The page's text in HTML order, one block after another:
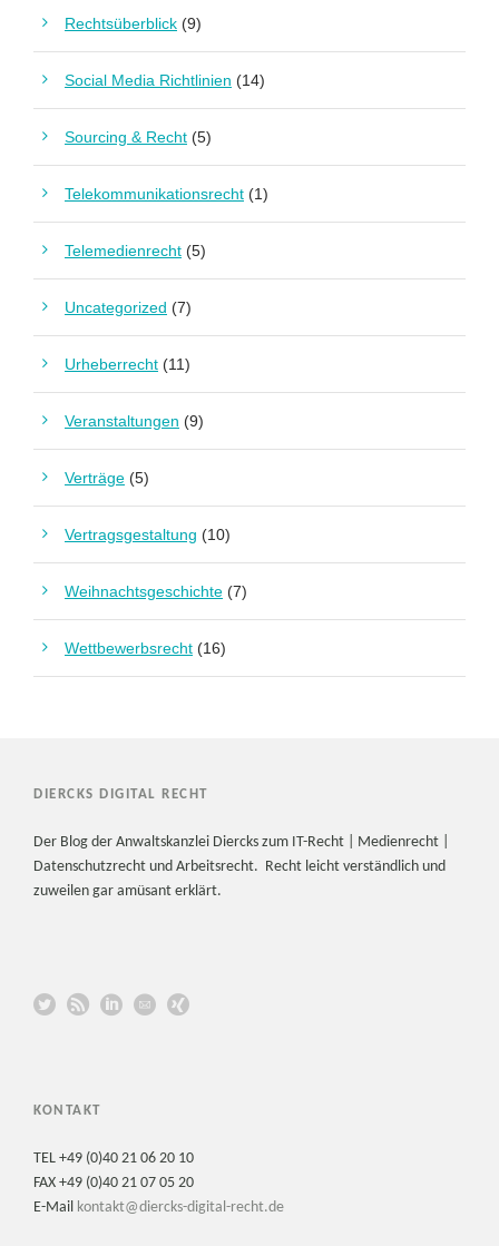
Rechtsüberblick (9)
Social Media Richtlinien (14)
Sourcing & Recht (5)
Telekommunikationsrecht (1)
Telemedienrecht (5)
Uncategorized (7)
Urheberrecht (11)
Veranstaltungen (9)
Verträge (5)
Vertragsgestaltung (10)
Weihnachtsgeschichte (7)
Wettbewerbsrecht (16)
DIERCKS DIGITAL RECHT
Der Blog der Anwaltskanzlei Diercks zum IT-Recht | Medienrecht |
Datenschutzrecht und Arbeitsrecht. Recht leicht verständlich und
zuweilen gar amüsant erklärt.
KONTAKT
TEL +49 (0)40 21 06 20 10
FAX +49 (0)40 21 07 05 20
E-Mail kontakt@diercks-digital-recht.de